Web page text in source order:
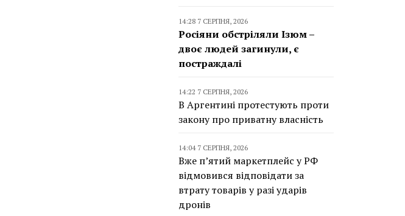
14:28 7 СЕРПНЯ, 2026
Росіяни обстріляли Ізюм –
двоє людей загинули, є
постраждалі
14:22 7 СЕРПНЯ, 2026
В Аргентині протестують проти
закону про приватну власність
14:04 7 СЕРПНЯ, 2026
Вже п’ятий маркетплейс у РФ
відмовився відповідати за
втрату товарів у разі ударів
дронів